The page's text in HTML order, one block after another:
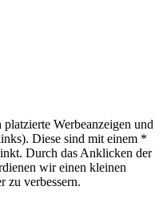
Werbeanzeigen und
Diese sind mit einem *
Durch das Anklicken der
wir einen kleinen
zu verbessern.